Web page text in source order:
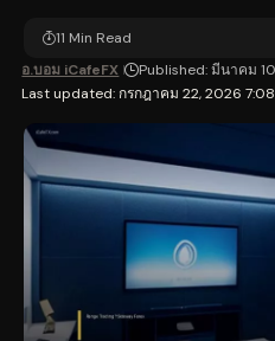
Last updated: กรกฎาคม 22, 2026
อ.บอม iCafeFX Published: มีนาคม
11 Min Read